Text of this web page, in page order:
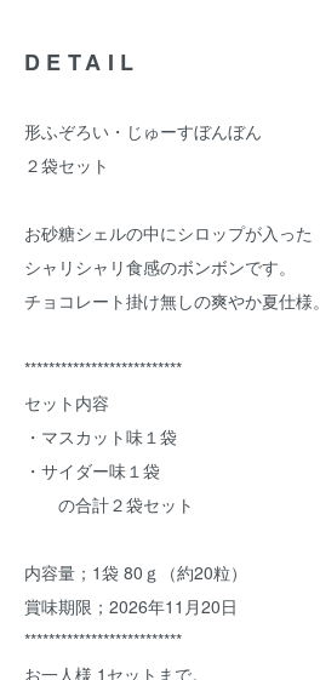
DETAIL
形ふぞろい・じゅーすぼんぼん
２袋セット
お砂糖シェルの中にシロップが入った
シャリシャリ食感のボンボンです。
チョコレート掛け無しの爽やか夏仕様。
**************************
セット内容
・マスカット味１袋
・サイダー味１袋
の合計２袋セット
内容量；1袋 80ｇ（約20粒）
賞味期限；2026年11月20日
**************************
お一人様 1セットまで。